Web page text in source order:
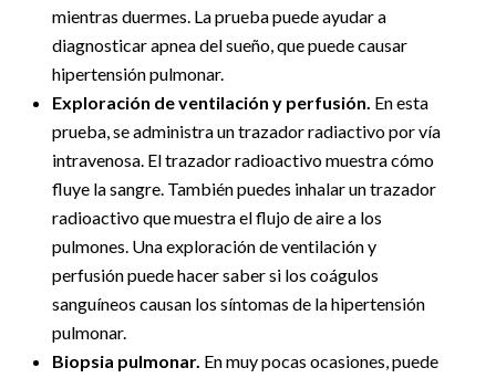
mientras duermes. La prueba puede ayudar a
diagnosticar apnea del sueño, que puede causar
hipertensión pulmonar.
Exploración de ventilación y perfusión. En esta
prueba, se administra un trazador radiactivo por vía
intravenosa. El trazador radioactivo muestra cómo
fluye la sangre. También puedes inhalar un trazador
radioactivo que muestra el flujo de aire a los
pulmones. Una exploración de ventilación y
perfusión puede hacer saber si los coágulos
sanguíneos causan los síntomas de la hipertensión
pulmonar.
Biopsia pulmonar. En muy pocas ocasiones, puede